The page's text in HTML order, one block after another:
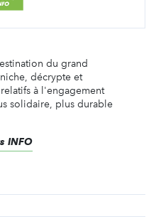
du grand
décrypte et
à l'engagement
solidaire, plus durable
INFO